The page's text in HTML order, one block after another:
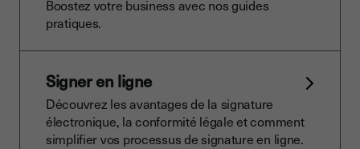
Boostez votre business avec nos guides
pratiques.
Signer en ligne
Découvrez les avantages de la signature
électronique, la conformité légale et comment
simplifier vos processus de signature en ligne.